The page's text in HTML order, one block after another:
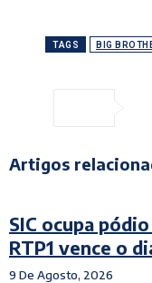
TAGS BIG
Artigos
SIC ocupa
RTP1 vence o
9 De Agosto, 2026